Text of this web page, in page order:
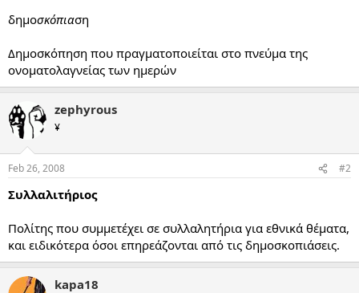
e
δημοσκόπιαση
Δημοσκόπηση που πραγματοποιείται στο πνεύμα της
ονοματολαγνείας των ημερών
zephyrous
¥
Feb 26, 2008 #2
Συλλαλιτήριος
Πολίτης που συμμετέχει σε συλλαλητήρια για εθνικά θέματα,
και ειδικότερα όσοι επηρεάζονται από τις δημοσκοπιάσεις.
kapa18